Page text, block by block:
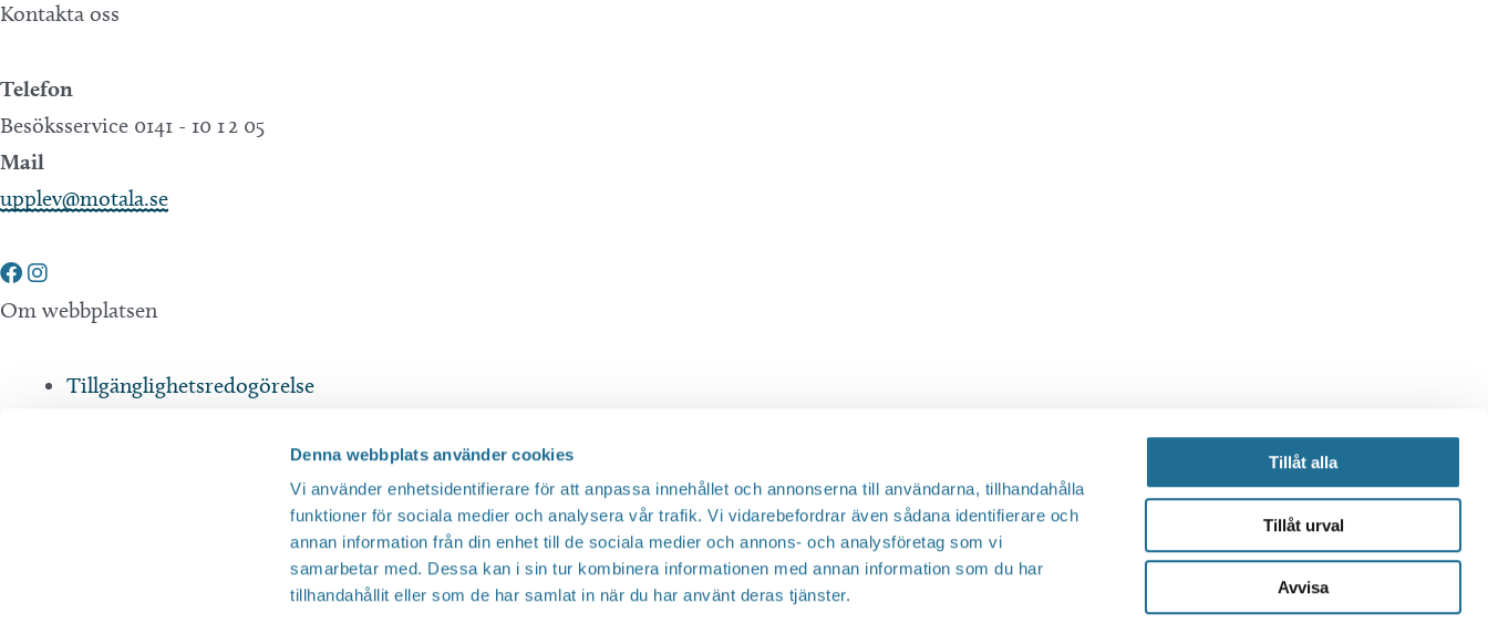
Denna webbplats använder cookies
Vi använder enhetsidentifierare för att anpassa innehållet och annonserna till användarna, tillhandahålla
funktioner för sociala medier och analysera vår trafik. Vi vidarebefordrar även sådana identifierare och
annan information från din enhet till de sociala medier och annons- och analysföretag som vi
samarbetar med. Dessa kan i sin tur kombinera informationen med annan information som du har
tillhandahållit eller som de har samlat in när du har använt deras tjänster.
Tillåt alla
Tillåt urval
Avvisa
Kontakta oss
Telefon
Besöksservice 0141 - 10 1 2 05
Mail
upplev@motala.se
Om webbplatsen
Tillgänglighetsredogörelse